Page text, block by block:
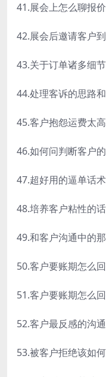
41.展会上怎么聊报
42.展会后邀请客户
43.关于订单诸多细
44.处理客诉的思路
45.客户抱怨运费太
46.如何问判断客户
47.超好用的逼单话
48.培养客户粘性的
49.和客户沟通中的
50.客户要账期怎么
51.客户要账期怎么
52.客户最反感的沟
53.被客户拒绝该如